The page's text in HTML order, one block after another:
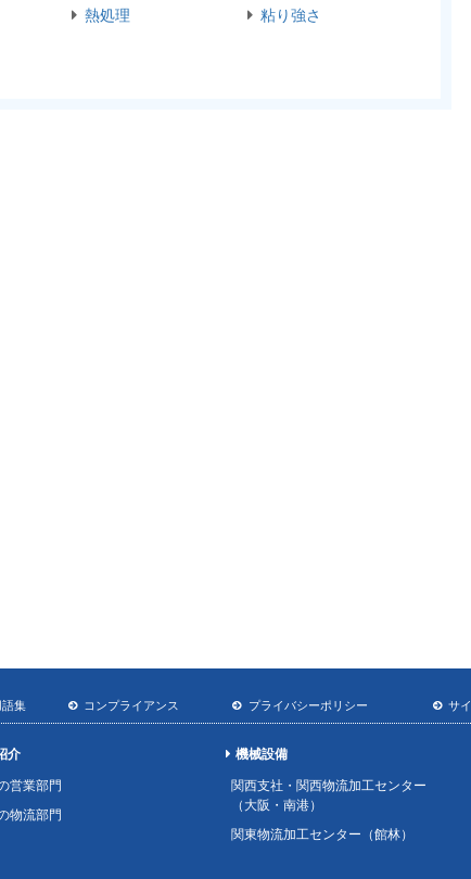
熱処理
粘り強さ
語集 コンプライアンス プライバシーポリシー サ
介
営業部門
物流部門
機械設備
関西支社・関西物流加工センター
（大阪・南港）
関東物流加工センター（館林）